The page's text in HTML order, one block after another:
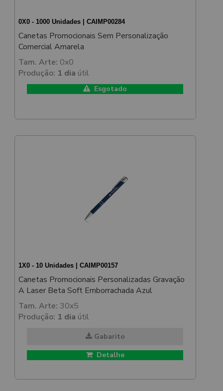
0X0 - 1000 Unidades | CAIMP00284
Canetas Promocionais Sem Personalização
Comercial Amarela
Tam. Arte: 0x0
Produção: 1 dia útil
Esgotado
1X0 - 10 Unidades | CAIMP00157
Canetas Promocionais Personalizadas Gravação
A Laser Beta Soft Emborrachada Azul
Tam. Arte: 30x5
Produção: 1 dia útil
Gabarito
Detalhe